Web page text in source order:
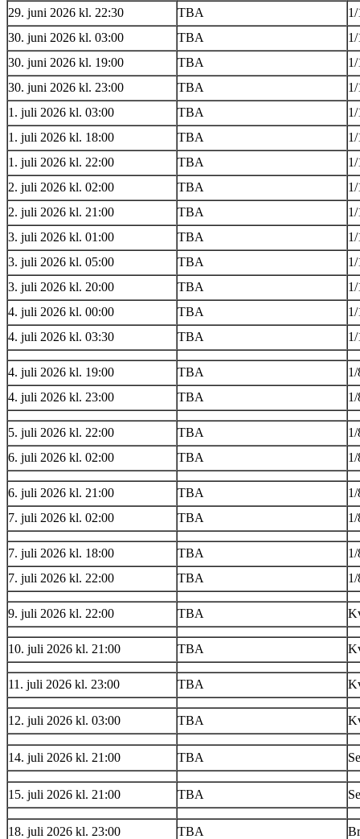
29. juni 2026 kl. 22:30
TBA
30. juni 2026 kl. 03:00
TBA
30. juni 2026 kl. 19:00
TBA
30. juni 2026 kl. 23:00
TBA
1. juli 2026 kl. 03:00
TBA
1. juli 2026 kl. 18:00
TBA
1. juli 2026 kl. 22:00
TBA
2. juli 2026 kl. 02:00
TBA
2. juli 2026 kl. 21:00
TBA
3. juli 2026 kl. 01:00
TBA
3. juli 2026 kl. 05:00
TBA
3. juli 2026 kl. 20:00
TBA
4. juli 2026 kl. 00:00
TBA
4. juli 2026 kl. 03:30
TBA
4. juli 2026 kl. 19:00 TBA
4. juli 2026 kl. 23:00
TBA
5. juli 2026 kl. 22:00 TBA
6. juli 2026 kl. 02:00
TBA
6. juli 2026 kl. 21:00 TBA
7. juli 2026 kl. 02:00
TBA
7. juli 2026 kl. 18:00 TBA
7. juli 2026 kl. 22:00
TBA
9. juli 2026 kl. 22:00 TBA
10. juli 2026 kl. 21:00 TBA
11. juli 2026 kl. 23:00 TBA
12. juli 2026 kl. 03:00 TBA
14. juli 2026 kl. 21:00 TBA
15. juli 2026 kl. 21:00 TBA
18. juli 2026 kl. 23:00 TBA